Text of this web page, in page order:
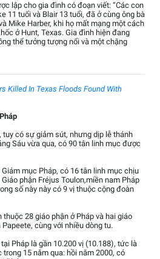
lập cho gia đình có đoạn viết: “Các con
11 tuổi và Blair 13 tuổi, đã ở cùng ông bà
Mike Harber, khi họ mất mạng một cách
ở Hunt, Texas. Gia đình hiện đang
thể tưởng tượng nổi và một chặng
Killed In Texas Floods Found With
tuy có sự giảm sút, nhưng dịp lễ thánh
Sáu vừa qua, có 90 tân linh mục được
mục Pháp, có 16 tân linh mục chịu
phận Fréjus Toulon,miền nam Pháp
số này này có 9 vị thuộc cộng đoàn
28 giáo phận ở Pháp và hai giáo
cùng với nhiều dòng tu.
Pháp là gần 10.200 vị (10.188), tức là
15 năm qua: hồi năm 2000, có